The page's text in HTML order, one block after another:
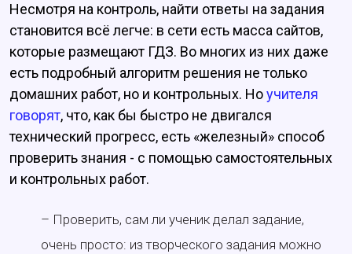
Несмотря на контроль, найти ответы на задания
становится всё легче: в сети есть масса сайтов,
которые размещают ГДЗ. Во многих из них даже
есть подробный алгоритм решения не только
домашних работ, но и контрольных. Ноучителя
говорят, что, как бы быстро не двигался
технический прогресс, есть «железный» способ
проверить знания - с помощью самостоятельных
и контрольных работ.
– Проверить, сам ли ученик делал задание,
очень просто: из творческого задания можно